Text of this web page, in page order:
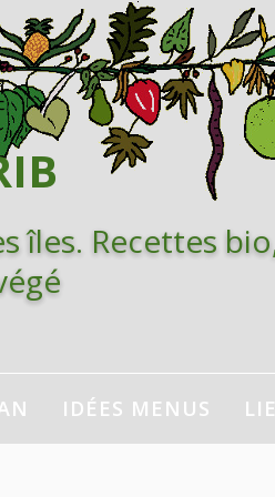
îles. Recettes
IDÉES MENUS